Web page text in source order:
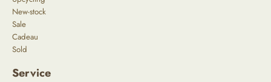
New-stock
Sale
Cadeau
Sold
Service